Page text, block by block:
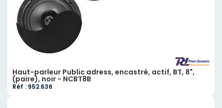
Haut-parleur Public adress, encastré, actif, BT, 8",
(paire), noir - NCBT8B
Réf : 952.636